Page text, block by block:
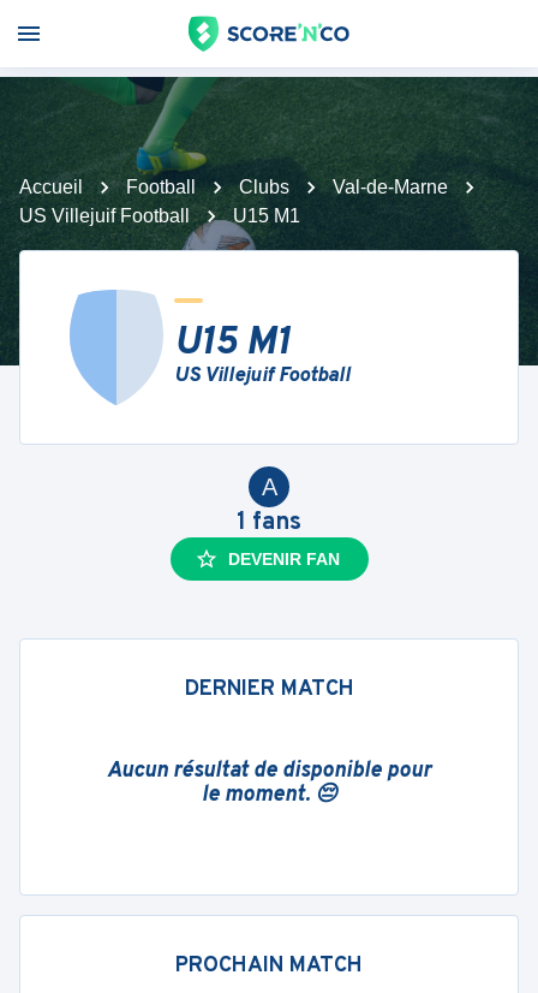
Accueil Football Clubs
Val-de-Marne
US Villejuif Football
U15 M1
U15 M1
US Villejuif Football
A
1 fans
DEVENIR FAN
DERNIER MATCH
Aucun résultat de disponible pour
le moment. 😔
PROCHAIN MATCH